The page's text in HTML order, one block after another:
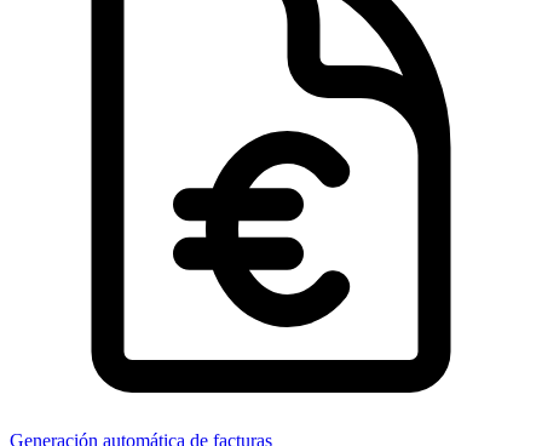
Generación automática de facturas